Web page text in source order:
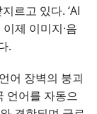
르고 있다. ‘AI
제 이미지·음
.
어 장벽의 붕괴
언어를 자동으